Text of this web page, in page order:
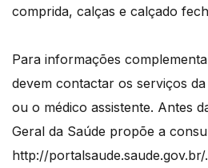
comprida, calças e calçado
Para informações
devem contactar os serviços
ou o médico assistente. Antes
Geral da Saúde propõe a
http://